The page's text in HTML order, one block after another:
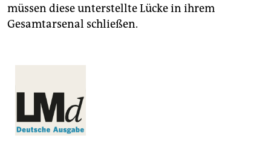
müssen diese unterstellte Lücke in ihrem
Gesamtarsenal schließen.